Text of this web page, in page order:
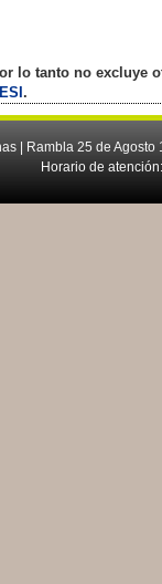
lo tanto no
.
| Rambla 25 de
Horario de